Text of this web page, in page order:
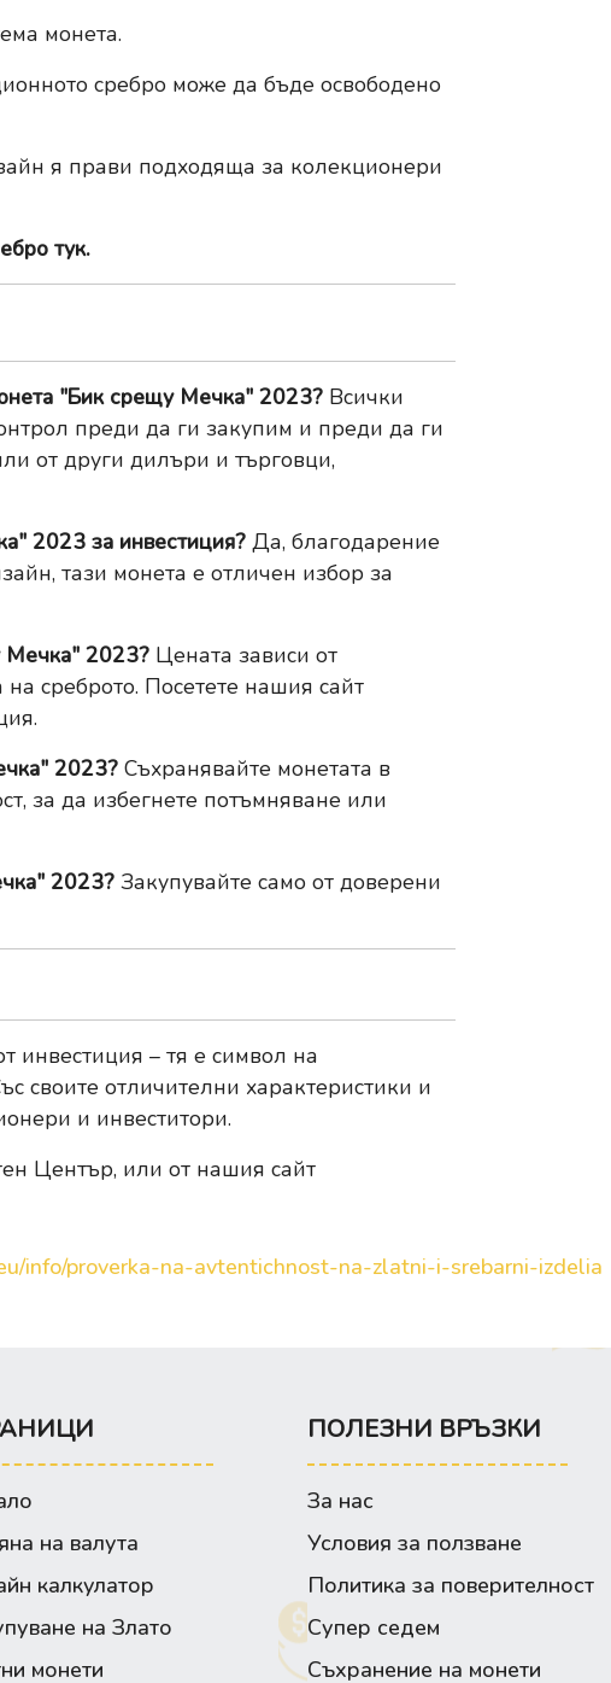
монета.
сребро може да бъде освободено
я прави подходяща за колекционери
тук.
"Бик срещу Мечка" 2023? Всички
преди да ги закупим и преди да ги
от други дилъри и търговци,
2023 за инвестиция? Да, благодарение
тази монета е отличен избор за
Мечка" 2023? Цената зависи от
среброто. Посетете нашия сайт
2023? Съхранявайте монетата в
за да избегнете потъмняване или
2023? Закупувайте само от доверени
инвестиция – тя е символ на
своите отличителни характеристики и
и инвеститори.
Център, или от нашия сайт
info/proverka-na-avtentichnost-na-zlatni-i-srebarni-izdelia
на валута
калкулатор
на Злато
монети
ПОЛЕЗНИ ВРЪЗКИ
За нас
Условия за ползване
Политика за поверителност
Супер седем
Съхранение на монети